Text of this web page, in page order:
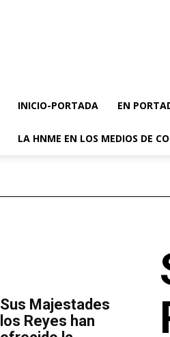
INICIO-PORTADA EN
LA HNME EN LOS MEDIOS DE
​Sus Majestades
los Reyes han